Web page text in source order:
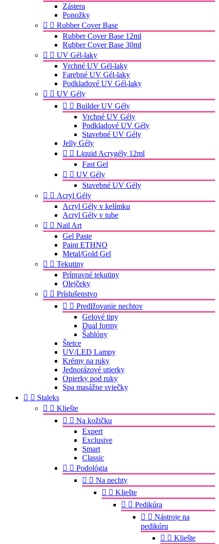
Zástera
Ponožky
  Rubber Cover Base
Rubber Cover Base 12ml
Rubber Cover Base 30ml
  UV Gél-laky
Vrchné UV Gél-laky
Farebné UV Gél-laky
Podkladové UV Gél-laky
  UV Gély
  Builder UV Gély
Vrchné UV Gély
Podkladové UV Gély
Stavebné UV Gély
Jelly Gély
  Liquid Acrygély 12ml
Fast Gel
  UV Gély
Stavebné UV Gély
  Acryl Gély
Acryl Gély v kelímku
Acryl Gély v tube
  Nail Art
Gel Paste
Paint ETHNO
Metal/Gold Gel
  Tekutiny
Prípravné tekutiny
Olejčeky
  Príslušenstvo
  Predlžovanie nechtov
Gelové tipy
Dual formy
Šablóny
Štetce
UV/LED Lampy
Krémy na ruky
Jednorázové utierky
Opierky pod ruky
Spa masážne sviečky
  Staleks
  Kliešte
  Na kožičku
Expert
Exclusive
Smart
Classic
  Podológia
  Na nechty
  Kliešte
  Pedikúra
  Nástroje na
pedikúru
  Kliešte